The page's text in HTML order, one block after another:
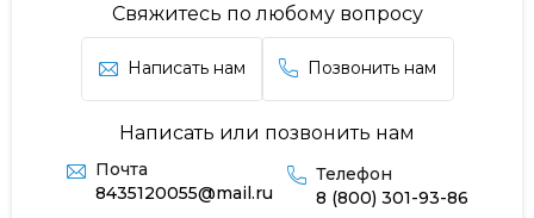
Свяжитесь по любому вопросу
Написать нам Позвонить нам
Написать или позвонить нам
Почта
8435120055@mail.ru
Телефон
8 (800) 301-93-86